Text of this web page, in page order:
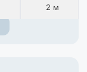
2 м